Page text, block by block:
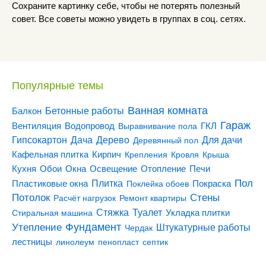
Сохраните картинку себе, чтобы не потерять полезный
совет. Все советы можно увидеть в группах в соц. сетях.
Популярные темы
Балкон Бетонные работы Ванная комната
Вентиляция Водопровод Выравнивание пола ГКЛ Гараж
Гипсокартон Дача Дерево Деревянный пол Для дачи
Кафельная плитка Кирпич Крепления Кровля Крыша
Кухня Обои Окна Освещение Отопление Печи
Пластиковые окна Плитка Поклейка обоев Покраска Пол
Потолок Расчёт нагрузок Ремонт квартиры Стены
Стиральная машина Стяжка Туалет Укладка плитки
Утепление Фундамент Чердак Штукатурные работы
лестницы линолеум пенопласт септик